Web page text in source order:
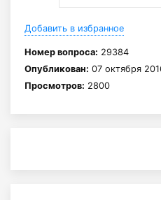
Добавить в избранное
Номер вопроса: 29384
Опубликован: 07 октября
Просмотров: 2800